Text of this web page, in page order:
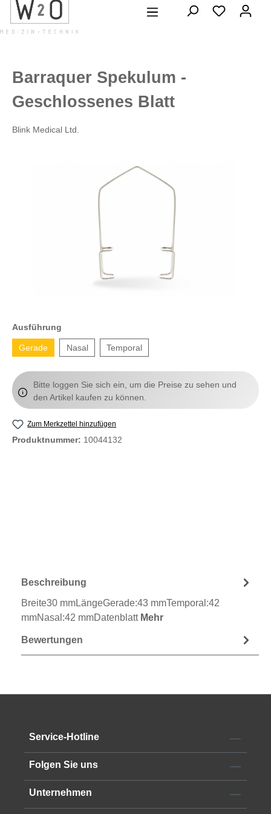
springen
Barraquer Spekulum -
Geschlossenes Blatt
Blink Medical Ltd.
Ausführung
Gerade Nasal Temporal
Bitte loggen Sie sich ein, um die Preise zu sehen und
den Artikel kaufen zu können.
Zum Merkzettel hinzufügen
Produktnummer: 10044132
Beschreibung
Breite30 mmLängeGerade:43 mmTemporal:42
mmNasal:42 mmDatenblatt Mehr
Bewertungen
Service-Hotline
Folgen Sie uns
Unternehmen